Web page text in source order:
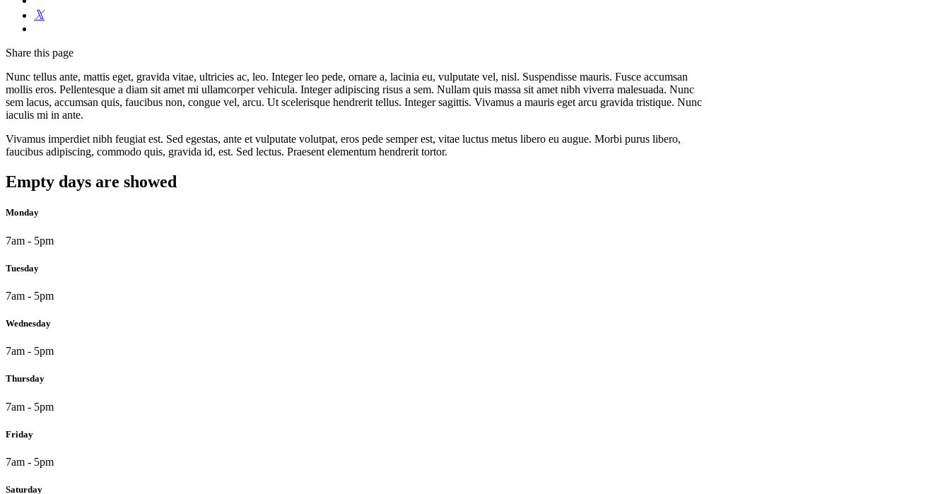
Share this page
Nunc tellus ante, mattis eget, gravida vitae, ultricies ac, leo. Integer leo pede, ornare a, lacinia eu, vulputate vel, nisl. Suspendisse mauris. Fusce accumsan
mollis eros. Pellentesque a diam sit amet mi ullamcorper vehicula. Integer adipiscing risus a sem. Nullam quis massa sit amet nibh viverra malesuada. Nunc
sem lacus, accumsan quis, faucibus non, congue vel, arcu. Ut scelerisque hendrerit tellus. Integer sagittis. Vivamus a mauris eget arcu gravida tristique. Nunc
iaculis mi in ante.
Vivamus imperdiet nibh feugiat est. Sed egestas, ante et vulputate volutpat, eros pede semper est, vitae luctus metus libero eu augue. Morbi purus libero,
faucibus adipiscing, commodo quis, gravida id, est. Sed lectus. Praesent elementum hendrerit tortor.
Empty days are showed
Monday
7am - 5pm
Tuesday
7am - 5pm
Wednesday
7am - 5pm
Thursday
7am - 5pm
Friday
7am - 5pm
Saturday